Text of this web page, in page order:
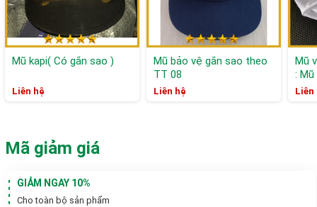
Mũ kapi( Có gắn sao )
Liên hệ
Mũ bảo vệ gắn sao theo
TT 08
Liên hệ
Mũ
: Mũ
Liên
Mã giảm giá
GIẢM NGAY 10%
Cho toàn bộ sản phẩm